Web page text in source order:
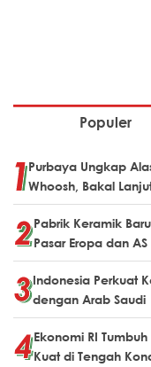
Populer
Purbaya Ungkap
Whoosh, Bakal
Pabrik Keramik
Pasar Eropa dan AS
Indonesia Perkuat
dengan Arab Saudi
Ekonomi RI
Kuat di Tengah